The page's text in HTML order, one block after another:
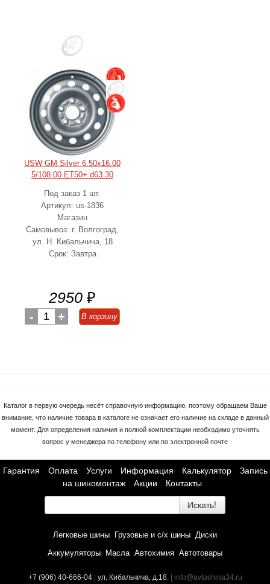
USW GM Silver 6.50x16.00
5/108.00 ET50+ d63.30
Под заказ 1 шт.
Артикул: us-1836
Магазин
Самовывоз: г. Волгоград,
ул. Н. Кибальчича, 18
Срок: Завтра
2950 ₽
- 1 + В корзину
Каталог в первую очередь несёт справочную информацию, поэтому обращаем Ваше
внимание, что наличие товара в каталоге не означает его наличие на складе в данный
момент. Для определения наличия и полной комплектации необходимо уточнять
вопрос у менеджера по телефону или по электронной почте
Гарантия Оплата Услуги Информация Калькулятор
Запись
на шиномонтаж
Акции Контакты
Искать!
Легковые шины Грузовые и с/х шины Диски
Аккумуляторы Масла Автохимия Автотовары
+7 (906) 40-666-04 | ул. Кибальчича, д.18, | info@avtoshina34.ru